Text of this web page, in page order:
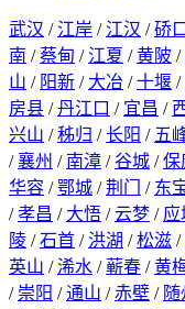
武汉 / 江岸 / 江汉 /硚口
南 /蔡甸 / 江夏 /黄陂 /
山 / 阳新 / 大冶 /十堰 /
房县 /丹江口 / 宜昌 /
兴山 /秭归 /长阳 / 五
/襄州 / 南漳 /谷城 /保
华容 /鄂城 /荆门 / 东
/孝昌 / 大悟 /云梦 / 应
陵 /石首 / 洪湖 /松滋 /
英山 /浠水 /蕲春 /黄
/ 崇阳 /通山 /赤壁 / 随